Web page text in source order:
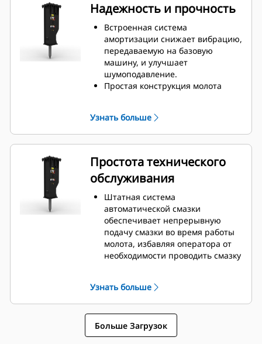
производительность на объекте.
Стандартная функция
шумоподавления дает
возможность использовать
молоты GC S в районах с
повышенными требованиями к
уровню шума, например, в
Надежность и прочность
Встроенная система
амортизации снижает вибрацию,
передаваемую на базовую
машину, и улучшает
шумоподавление.
Простая конструкция молота
процесс восстановления, что
позволяет снизить расходы на
владение и эксплуатацию.
гидравлические компоненты
расположены внутри корпуса и
сокращает время простоя на
рабочей площадке.
Узнать больше
Простота технического
обслуживания
Штатная система
автоматической смазки
обеспечивает непрерывную
подачу смазки во время работы
молота, избавляя оператора от
необходимости проводить смазку
посадкой легко заменить в
полевых условиях, что сокращает
время обслуживания.
Не требуется снимать молот с
машины для проверки его
Узнать больше
Больше Загрузок